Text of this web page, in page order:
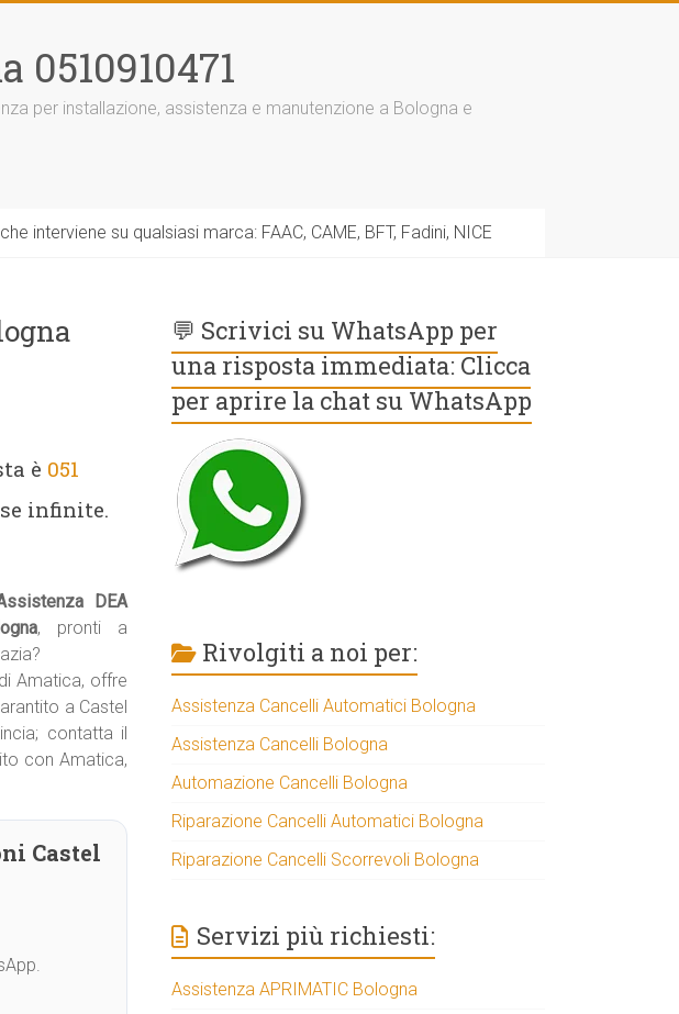
per installazione, assistenza e manutenzione a Bologna e
su qualsiasi marca: FAAC, CAME, BFT, Fadini, NICE
è 051
infinite.
DEA
, pronti a
Amatica, offre
a Castel
contatta il
con Amatica,
Castel
💬 Scrivici su WhatsApp per
una risposta immediata: Clicca
per aprire la chat su WhatsApp
Rivolgiti a noi per:
Assistenza Cancelli Automatici Bologna
Assistenza Cancelli Bologna
Automazione Cancelli Bologna
Riparazione Cancelli Automatici Bologna
Riparazione Cancelli Scorrevoli Bologna
Servizi più richiesti:
Assistenza APRIMATIC Bologna